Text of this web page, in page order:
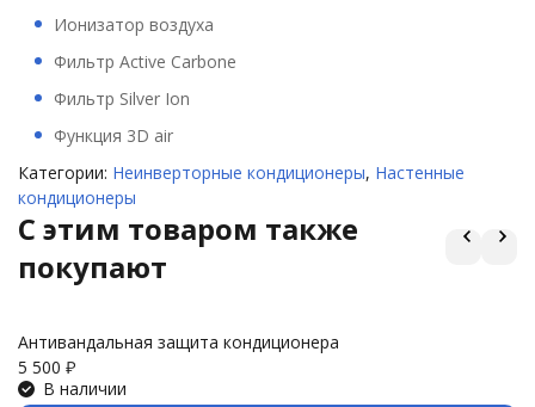
Ионизатор воздуха
Фильтр Active Carbone
Фильтр Silver Ion
Функция 3D air
Категории: Неинверторные кондиционеры, Настенные
кондиционеры
C этим товаром также
покупают
Антивандальная защита кондиционера
5 500 ₽
В наличии